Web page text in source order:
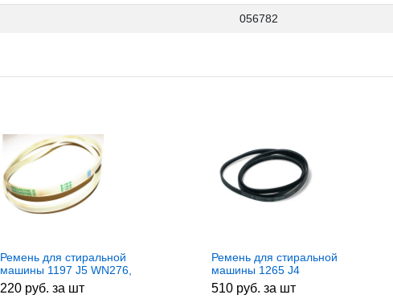
056782
Ремень для стиральной
машины 1197 J5 WN276,
зам. 269089
220 руб. за шт
Ремень для стиральной
машины 1265 J4
Indesit/Ariston AV09207
Hutchinson, зам.
510 руб. за шт